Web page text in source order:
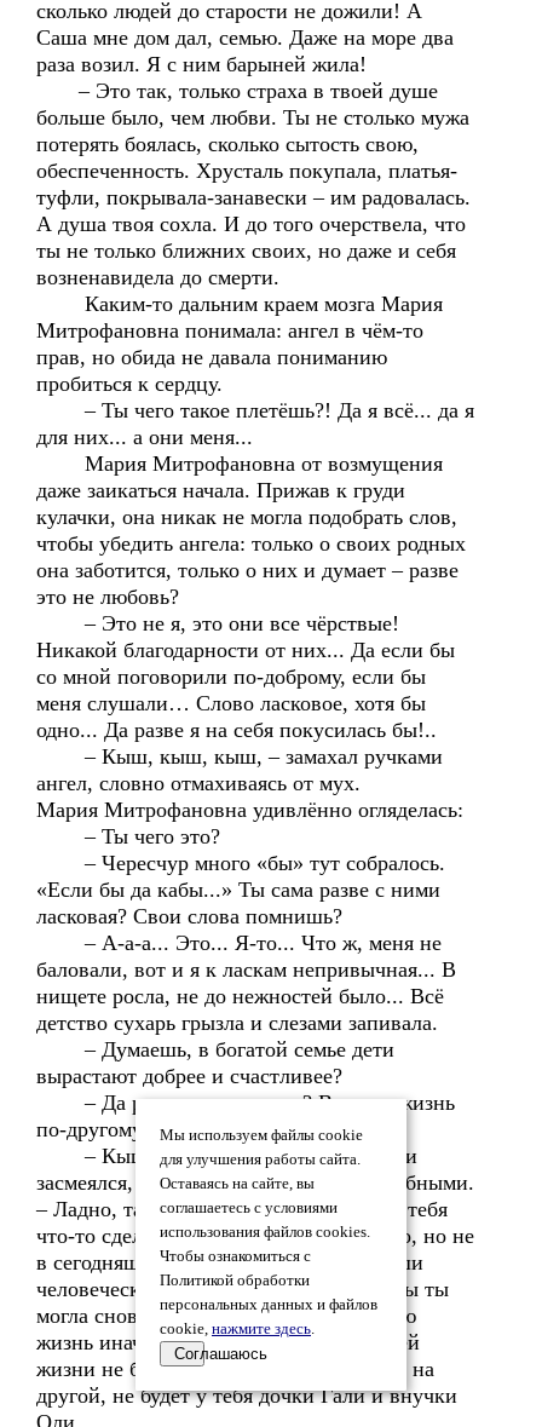
сколько людей до старости не дожили! А
Саша мне дом дал, семью. Даже на море два
раза возил. Я с ним барыней жила!
– Это так, только страха в твоей душе
больше было, чем любви. Ты не столько мужа
потерять боялась, сколько сытость свою,
обеспеченность. Хрусталь покупала, платья-
туфли, покрывала-занавески – им радовалась.
А душа твоя сохла. И до того очерствела, что
ты не только ближних своих, но даже и себя
возненавидела до смерти.
Каким-то дальним краем мозга Мария
Митрофановна понимала: ангел в чём-то
прав, но обида не давала пониманию
пробиться к сердцу.
– Ты чего такое плетёшь?! Да я всё... да я
для них... а они меня...
Мария Митрофановна от возмущения
даже заикаться начала. Прижав к груди
кулачки, она никак не могла подобрать слов,
чтобы убедить ангела: только о своих родных
она заботится, только о них и думает – разве
это не любовь?
– Это не я, это они все чёрствые!
Никакой благодарности от них... Да если бы
со мной поговорили по-доброму, если бы
меня слушали… Слово ласковое, хотя бы
одно... Да разве я на себя покусилась бы!..
– Кыш, кыш, кыш, – замахал ручками
ангел, словно отмахиваясь от мух.
Мария Митрофановна удивлённо огляделась:
– Ты чего это?
– Чересчур много «бы» тут собралось.
«Если бы да кабы...» Ты сама разве с ними
ласковая? Свои слова помнишь?
– А-а-а... Это... Я-то... Что ж, меня не
баловали, вот и я к ласкам непривычная... В
нищете росла, не до нежностей было... Всё
детство сухарь грызла и слезами запивала.
– Думаешь, в богатой семье дети
вырастают добрее и счастливее?
– Да разве ж это не так? Вся моя жизнь
по-другому пошла бы!
– Кыш! – опять отмахнулся ангел и
засмеялся, но глаза его оставались скорбными.
– Ладно, так и быть. Если я и могу для тебя
что-то сделать, так это вернуть обратно, но не
в сегодняшний день, а туда, откуда души
человеческие на Землю приходят. Чтобы ты
могла снова родиться и прожить земную
жизнь иначе. Но учти: этой линии твоей
жизни не будет. Саша Векшин женится на
другой, не будет у тебя дочки Гали и внучки
Оли...
Мы используем файлы cookie
для улучшения работы сайта.
Оставаясь на сайте, вы
соглашаетесь с условиями
использования файлов cookies.
Чтобы ознакомиться с
Политикой обработки
персональных данных и файлов
cookie, нажмите здесь.
Соглашаюсь